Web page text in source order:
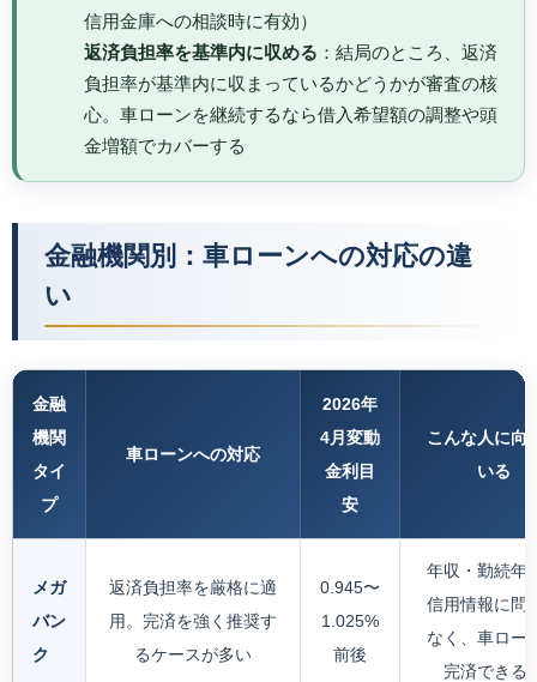
信用金庫への相談時に有効）
返済負担率を基準内に収める ：結局のところ、返済
負担率が基準内に収まっているかどうかが審査の核
心。車ローンを継続するなら借入希望額の調整や頭
金増額でカバーする
金融機関別：車ローンへの対応の違
い
金融
機関
タイ
プ
車ローンへの対応
2026年
4月変動
金利目
安
こんな人に向
いる
メガ
バン
ク
返済負担率を厳格に適
用。完済を強く推奨す
るケースが多い
0.945〜
1.025%
前後
年収・勤続年
信用情報に問
なく、車ロー
完済できる